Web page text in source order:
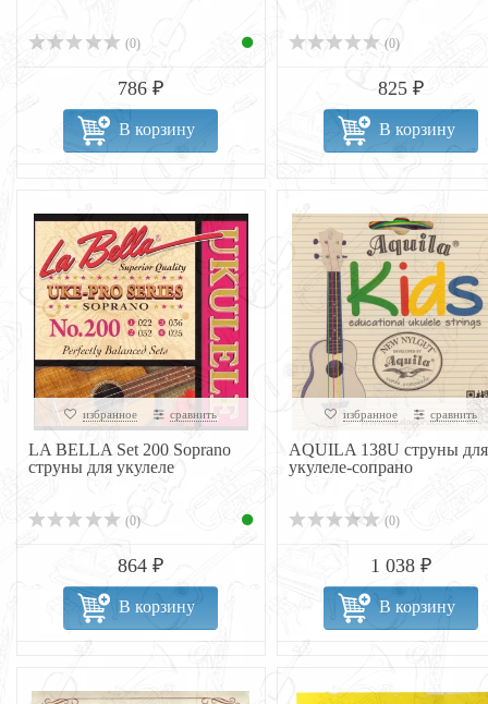
(0)
786 ₽
В корзину
(0)
825 ₽
В корзину
избранное сравнить
LA BELLA Set 200 Soprano
струны для укулеле
(0)
864 ₽
В корзину
избранное сравнить
AQUILA 138U струны для
укулеле-сопрано
(0)
1 038 ₽
В корзину